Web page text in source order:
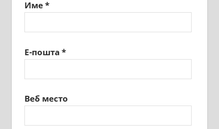
Име*
Е-пошта *
Веб место